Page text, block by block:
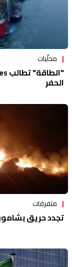
محلّيات
الحفر
متفرقات
تجدد حريق